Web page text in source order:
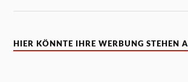
HIER KÖNNTE IHRE WERBUNG STEHEN A